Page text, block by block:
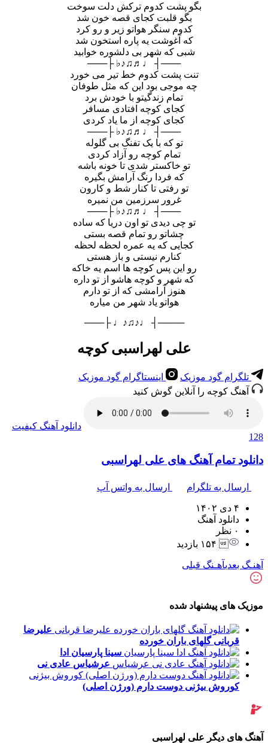
بگو پشت کدوم ترکش دلت سوخت
بگو قلبت کجای قصه خون شد
کدوم سنگر هواتو زیر و رو کرد
که آغوشت یه پاره استخون شد
شبی که شهر بی دلشوره خوابید
───┤ ♩♬♫♪♭ ├───
تنت پشت کدوم خط تیر می خورد
چه موجی بود این که مثل طوفان
تمام زندگیتو با خودش برد
کجای کوچه افتادی مسافر
کجای کوچه از ما یاد کردی
───┤ ♩♬♫♪♭ ├───
تو که با یک تفنگ بی گلوله
تمام کوچه رو آزاد کردی
تو خاکستر شدی تا خونه باشه
که فردا رنگ آرامش بگیره
تو رفتی تا کنار شط و کارون
غرور سرزمین من نمیره
───┤ ♩♬♫♪♭ ├───
تو چی دیدی تو اون دریا که ساده
چشاتو رو تمام قصه بستی
کجایی که یه عمره لحظه لحظه
کنارم نیستی و باز هستی
رو این پس کوچه ها اسم یه خاکه
که شهر و کوچه هاشو از تو داره
هنوز آرامشی که از تو دارم
هواتو یاد شهر من میاره
────┤ ♩♪♫♪♩ ├───
علی لهراسبی کوچه
تلگرام گود موزیک
اینستاگرام گود موزیک
آهنگ کوچه را آنلاین گوش کنید
دانلود آهنگ کیفیت
128
دانلود تمام آهنگ های علی لهراسبی
ارسال به تلگرام ارسال به واتس آپ
۴ دی ۱۴۰۲
دانلود آهنگ
۰ نظر
۱۵۴ بازدید
آهنـگ بعدیآهـنگ قبلی
موزیک های پیشنهاد شده
علیرضا
قربانی گلهای باران خورده
سینا پارسیان ادا
عرشیاس عادی نی
کوروش بیژنی دوست دارم (ورژن اصلی)
آهنگ های دیگر علی لهراسبی